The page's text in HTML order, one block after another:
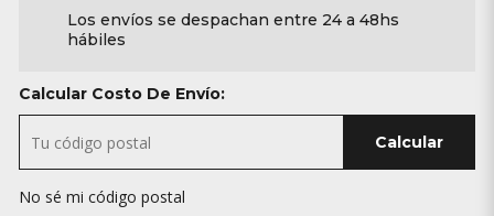
Los envíos se despachan entre 24 a 48hs
hábiles
Calcular Costo De Envío:
Calcular
No sé mi código postal